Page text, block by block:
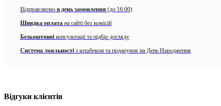
Спеціальні абсорбенти вбирають надлишок себума і вологи, завдяки
чому з’являється ефект тільки що вимитих волосся.
Активні інгредієнти:
порошок деревного вугілля сприяє глибокому очищенню
комплекс рослинних екстрактів глибоко живлять,
відновлюють пошкоджену структуру волосся, допомагають
Відправляємо в день замовлення (до 16:00)
Швидка оплата на сайті без комісій
Безкоштовні консультації та підбір догляду
Система лояльності з кешбеком та подарунок на День Народження
Відгуки клієнтів